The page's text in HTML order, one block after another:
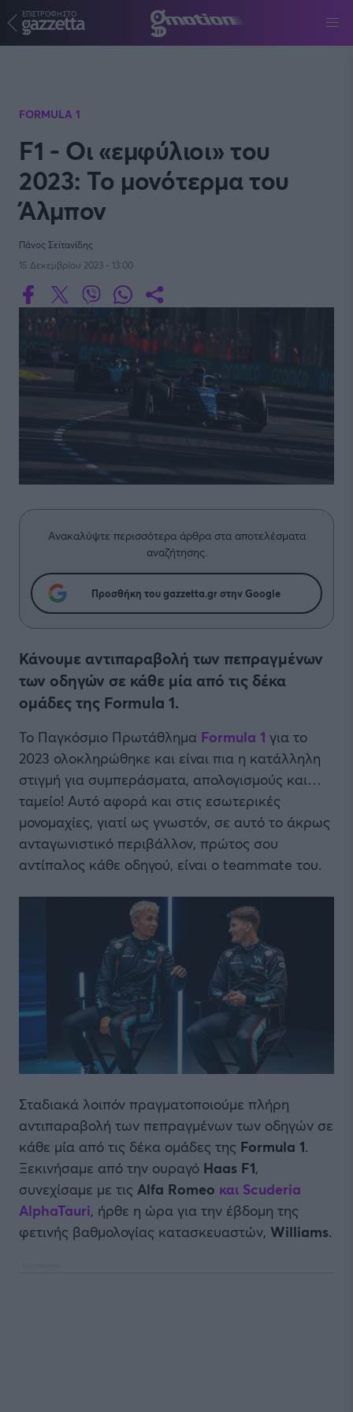
ΕΠΙΣΤΡΟΦΗ ΣΤΟ
FORMULA 1
F1 - Οι «εμφύλιοι» του
2023: Το μονότερμα του
Άλμπον
Πάνος Σεϊτανίδης
15 Δεκεμβρίου 2023 - 13:00
Ανακαλύψτε περισσότερα άρθρα στα αποτελέσματα
αναζήτησης.
Προσθήκη του gazzetta.gr στην Google
Κάνουμε αντιπαραβολή των πεπραγμένων
των οδηγών σε κάθε μία από τις δέκα
ομάδες της Formula 1.
Το Παγκόσμιο Πρωτάθλημα Formula 1 για το
2023 ολοκληρώθηκε και είναι πια η κατάλληλη
στιγμή για συμπεράσματα, απολογισμούς και…
ταμείο! Αυτό αφορά και στις εσωτερικές
μονομαχίες, γιατί ως γνωστόν, σε αυτό το άκρως
ανταγωνιστικό περιβάλλον, πρώτος σου
αντίπαλος κάθε οδηγού, είναι ο teammate του.
Σταδιακά λοιπόν πραγματοποιούμε πλήρη
αντιπαραβολή των πεπραγμένων των οδηγών σε
κάθε μία από τις δέκα ομάδες της Formula 1.
Ξεκινήσαμε από την ουραγό Haas F1,
συνεχίσαμε με τις Alfa Romeo και Scuderia
AlphaTauri, ήρθε η ώρα για την έβδομη της
φετινής βαθμολογίας κατασκευαστών, Williams.